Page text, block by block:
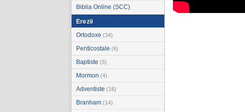
Biblia Online (SCC)
Erezii
Ortodoxe (34)
Penticostale (6)
Baptiste (5)
Mormon (4)
Adventiste (16)
Branham (14)